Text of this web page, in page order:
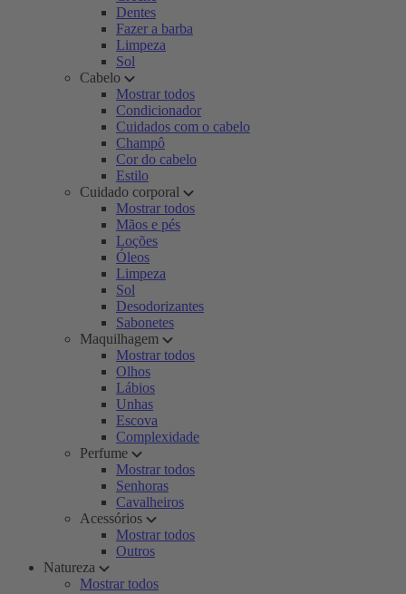
Dentes
Fazer a barba
Limpeza
Sol
Cabelo
Mostrar todos
Condicionador
Cuidados com o cabelo
Champô
Cor do cabelo
Estilo
Cuidado corporal
Mostrar todos
Mãos e pés
Loções
Óleos
Limpeza
Sol
Desodorizantes
Sabonetes
Maquilhagem
Mostrar todos
Olhos
Lábios
Unhas
Escova
Complexidade
Perfume
Mostrar todos
Senhoras
Cavalheiros
Acessórios
Mostrar todos
Outros
Natureza
Mostrar todos